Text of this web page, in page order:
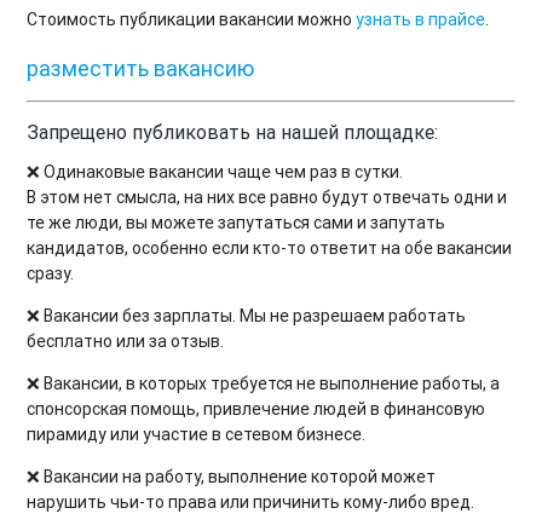
Стоимость публикации вакансии можноузнать в прайсе.
разместить вакансию
Запрещено публиковать на нашей площадке:
❌ Одинаковые вакансии чаще чем раз в сутки.
В этом нет смысла, на них все равно будут отвечать одни и
те же люди, вы можете запутаться сами и запутать
кандидатов, особенно если кто-то ответит на обе вакансии
сразу.
❌ Вакансии без зарплаты. Мы не разрешаем работать
бесплатно или за отзыв.
❌ Вакансии, в которых требуется не выполнение работы, а
спонсорская помощь, привлечение людей в финансовую
пирамиду или участие в сетевом бизнесе.
❌ Вакансии на работу, выполнение которой может
нарушить чьи-то права или причинить кому-либо вред.